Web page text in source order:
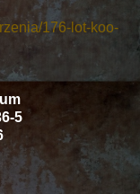
176-lot-koo-
5